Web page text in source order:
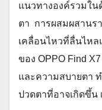
แนวทางองค์รวมใ
ตา การผสมผสานร
เคลื่อนไหวที่ลื่นไห
ของ OPPO Find
และความสบายตา
ปวดตาที่อาจเกิดขึ้น